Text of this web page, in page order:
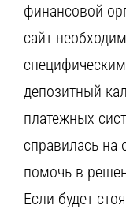
финансовой
сайт
депозитный
платежных
справилась на
помочь в
Если будет